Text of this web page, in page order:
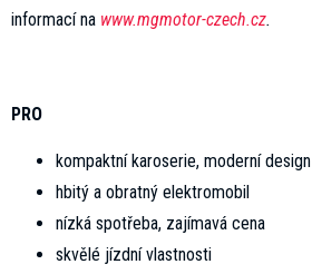
informací na www.mgmotor-czech.cz.
PRO
kompaktní karoserie, moderní design
hbitý a obratný elektromobil
nízká spotřeba, zajímavá cena
skvělé jízdní vlastnosti